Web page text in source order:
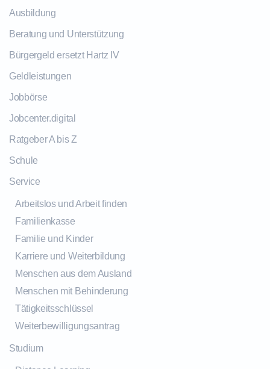
Ausbildung
Beratung und Unterstützung
Bürgergeld ersetzt Hartz IV
Geldleistungen
Jobbörse
Jobcenter.digital
Ratgeber A bis Z
Schule
Service
Arbeitslos und Arbeit finden
Familienkasse
Familie und Kinder
Karriere und Weiterbildung
Menschen aus dem Ausland
Menschen mit Behinderung
Tätigkeitsschlüssel
Weiterbewilligungsantrag
Studium